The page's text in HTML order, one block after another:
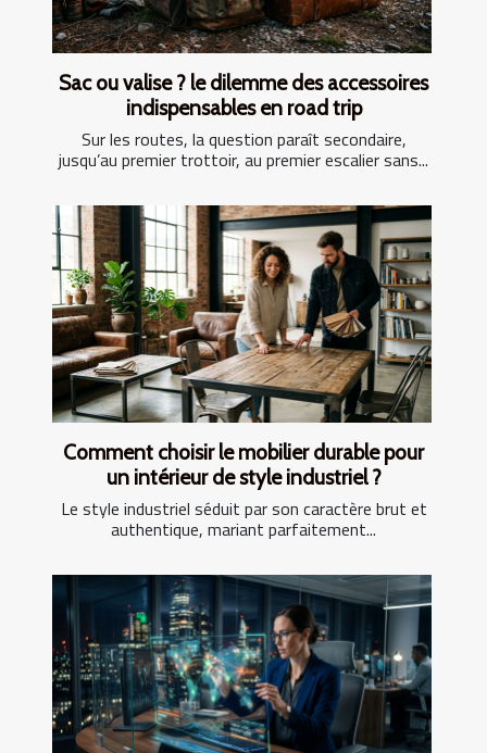
Sac ou valise ? le dilemme des accessoires
indispensables en road trip
Sur les routes, la question paraît secondaire,
jusqu’au premier trottoir, au premier escalier sans...
Comment choisir le mobilier durable pour
un intérieur de style industriel ?
Le style industriel séduit par son caractère brut et
authentique, mariant parfaitement...